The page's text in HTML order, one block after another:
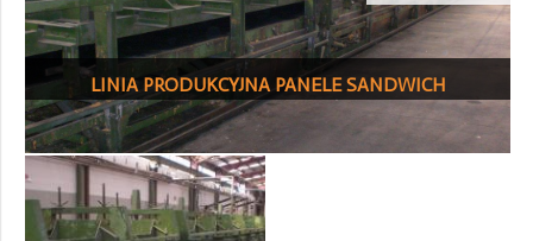
LINIA PRODUKCYJNA PANELE SANDWICH
_COD.8410